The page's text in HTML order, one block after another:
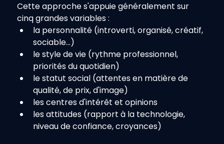
Cette approche s'appuie généralement sur
cinq grandes variables :
la personnalité (introverti, organisé, créatif,
sociable…)
le style de vie (rythme professionnel,
priorités du quotidien)
le statut social (attentes en matière de
qualité, de prix, d'image)
les centres d'intérêt et opinions
les attitudes (rapport à la technologie,
niveau de confiance, croyances)